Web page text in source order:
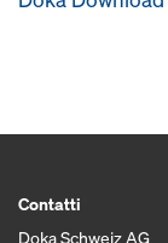
Contatti
Doka Schweiz AG